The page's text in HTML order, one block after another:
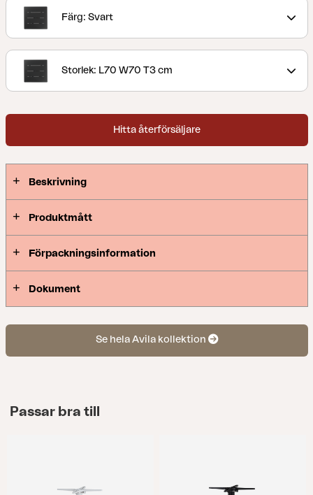
bordsstativ i aluminium med justerbara fötter.
Kombineras med någon av våra tåliga
tåliga konstrutkion passar de bra i offentlig miljö.
Bordsskiva Laminat köpes separat.
Färg: Svart
Storlek: L70 W70 T3 cm
Hitta återförsäljare
Beskrivning
Produktmått
Förpackningsinformation
Dokument
Se hela Avila kollektion
Passar bra till